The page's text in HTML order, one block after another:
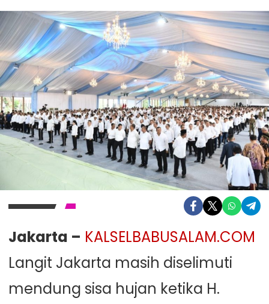
Jakarta – KALSELBABUSALAM.COM
Langit Jakarta masih diselimuti
mendung sisa hujan ketika H.